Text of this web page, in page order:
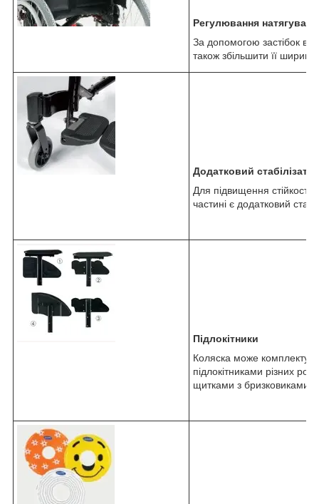
Регулювання
За допомогою застібок
також збільшити її
Додатковий
Для підвищення стійкості
частині є додатковий
Підлокітники
Коляска може
підлокітниками різних
щитками з бризковиками.